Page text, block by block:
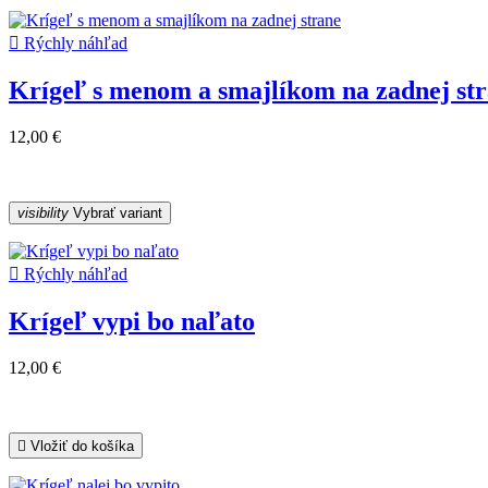
 Rýchly náhľad
Krígeľ s menom a smajlíkom na zadnej
12,00 €
visibility Vybrať variant
 Rýchly náhľad
Krígeľ vypi bo naľato
12,00 €
 Vložiť do košíka